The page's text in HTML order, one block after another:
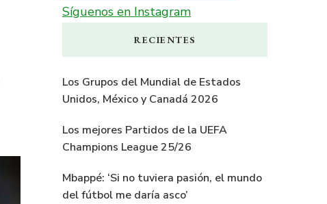
Síguenos en Instagram
RECIENTES
Los Grupos del Mundial de Estados
Unidos, México y Canadá 2026
Los mejores Partidos de la UEFA
Champions League 25/26
Mbappé: ‘Si no tuviera pasión, el mundo
del fútbol me daría asco’